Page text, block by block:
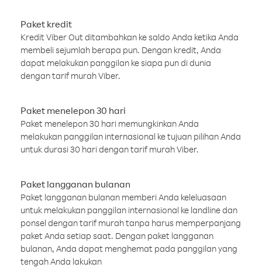
Paket kredit
Kredit Viber Out ditambahkan ke saldo Anda ketika Anda
membeli sejumlah berapa pun. Dengan kredit, Anda
dapat melakukan panggilan ke siapa pun di dunia
dengan tarif murah Viber.
Paket menelepon 30 hari
Paket menelepon 30 hari memungkinkan Anda
melakukan panggilan internasional ke tujuan pilihan Anda
untuk durasi 30 hari dengan tarif murah Viber.
Paket langganan bulanan
Paket langganan bulanan memberi Anda keleluasaan
untuk melakukan panggilan internasional ke landline dan
ponsel dengan tarif murah tanpa harus memperpanjang
paket Anda setiap saat. Dengan paket langganan
bulanan, Anda dapat menghemat pada panggilan yang
tengah Anda lakukan